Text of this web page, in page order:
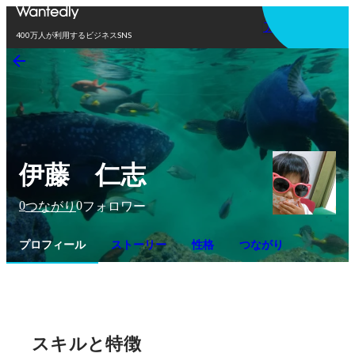
400万人が利用するビジネスSNS
アプリを使う
伊藤 仁志
0つながり0フォロワー
プロフィール ストーリー 性格 つながり
スキルと特徴